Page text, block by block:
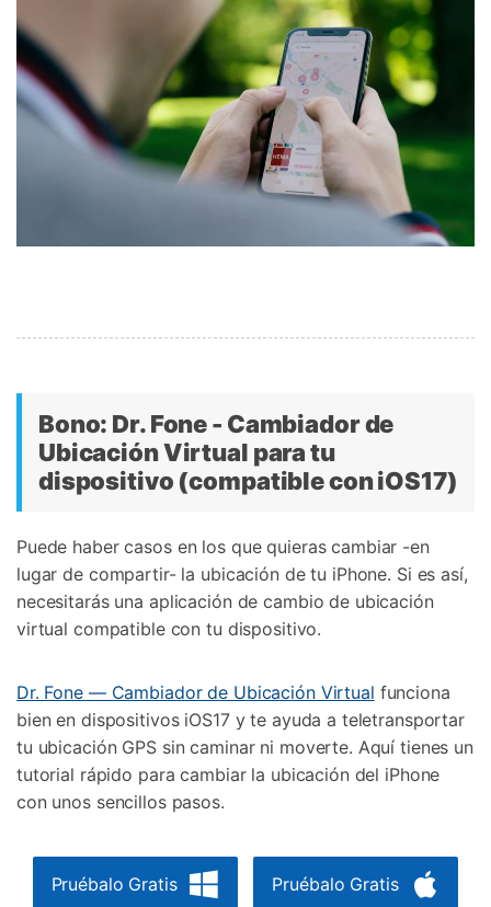
Bono: Dr. Fone - Cambiador de
Ubicación Virtual para tu
dispositivo (compatible con iOS17)
Puede haber casos en los que quieras cambiar -en
lugar de compartir- la ubicación de tu iPhone. Si es así,
necesitarás una aplicación de cambio de ubicación
virtual compatible con tu dispositivo.
Dr. Fone — Cambiador de Ubicación Virtual funciona
bien en dispositivos iOS17 y te ayuda a teletransportar
tu ubicación GPS sin caminar ni moverte. Aquí tienes un
tutorial rápido para cambiar la ubicación del iPhone
con unos sencillos pasos.
Pruébalo Gratis Pruébalo Gratis